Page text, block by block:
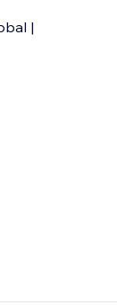
|